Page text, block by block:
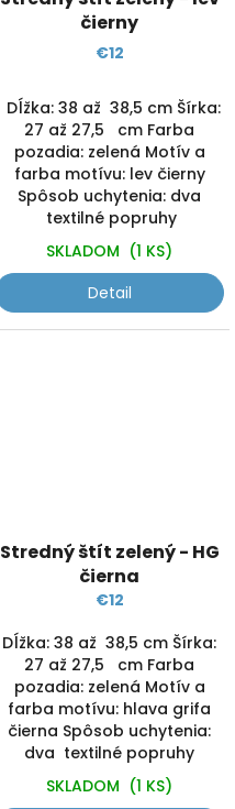
čierny
€12
Dĺžka: 38 až 38,5 cm Šírka:
27 až 27,5 cm Farba
pozadia: zelená Motív a
farba motívu: lev čierny
Spôsob uchytenia: dva
textilné popruhy
SKLADOM (1 KS)
Detail
Stredný štít zelený - HG
čierna
€12
Dĺžka: 38 až 38,5 cm Šírka:
27 až 27,5 cm Farba
pozadia: zelená Motív a
farba motívu: hlava grifa
čierna Spôsob uchytenia:
dva textilné popruhy
SKLADOM (1 KS)